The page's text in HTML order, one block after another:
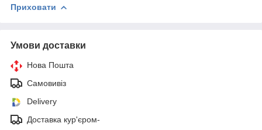
Приховати
Умови доставки
Нова Пошта
Самовивіз
Delivery
Доставка кур'єром-